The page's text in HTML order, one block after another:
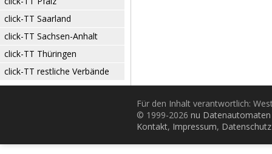
click-TT Saarland
click-TT Sachsen-Anhalt
click-TT Thüringen
click-TT restliche Verbände
Für den Inhalt verantwortlich:
© 1999-2026 nu
Kontakt, Impressum, Datenschutz